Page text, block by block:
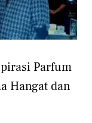
Parfum
Hangat dan